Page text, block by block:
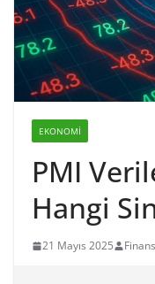
EKONOMI
PMI
Hangi
21 Mayıs 2025